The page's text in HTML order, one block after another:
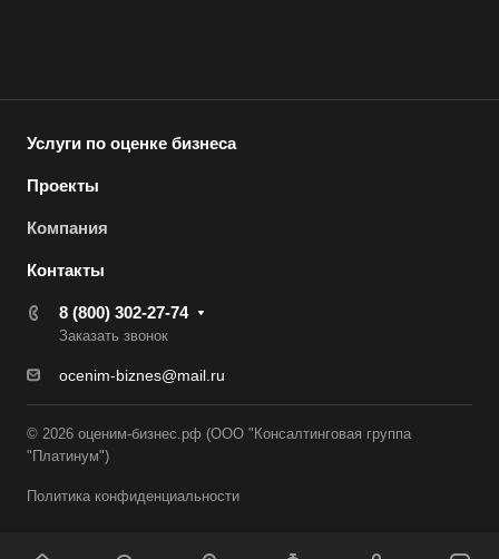
Услуги по оценке бизнеса
Проекты
Компания
Контакты
8 (800) 302-27-74
Заказать звонок
ocenim-biznes@mail.ru
© 2026 оценим-бизнес.рф (ООО "Консалтинговая группа
"Платинум")
Политика конфиденциальности
Астрахань
Ахтубинск
Балабаново
Балаково
Балашов
Барнаул
Батайск